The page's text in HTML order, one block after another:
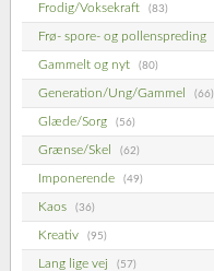
Frodig/Voksekraft (83)
Frø- spore- og pollenspreding
Gammelt og nyt (80)
Generation/Ung/Gammel (66)
Glæde/Sorg (56)
Grænse/Skel (62)
Imponerende (49)
Kaos (36)
Kreativ (95)
Lang lige vej (57)